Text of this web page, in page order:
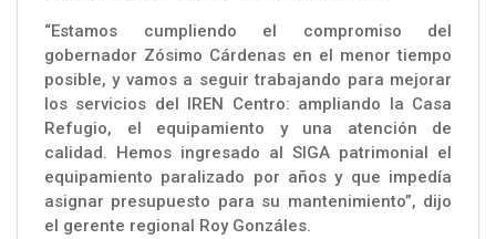
“Estamos cumpliendo el compromiso del
gobernador Zósimo Cárdenas en el menor tiempo
posible, y vamos a seguir trabajando para mejorar
los servicios del IREN Centro: ampliando la Casa
Refugio, el equipamiento y una atención de
calidad. Hemos ingresado al SIGA patrimonial el
equipamiento paralizado por años y que impedía
asignar presupuesto para su mantenimiento”, dijo
el gerente regional Roy Gonzáles.